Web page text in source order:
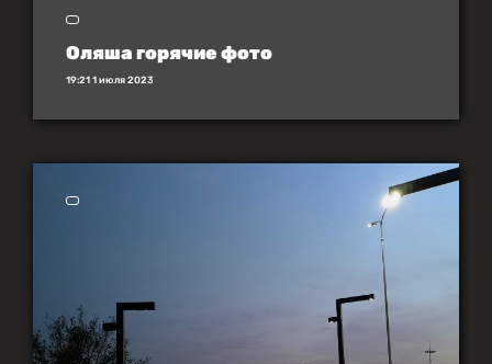
Оляша горячие фото
19:21 1 июля 2023